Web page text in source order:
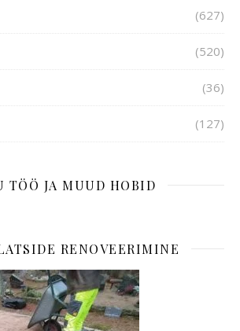
(627)
(520)
(36)
(127)
TÖÖ JA MUUD HOBID
RENOVEERIMINE